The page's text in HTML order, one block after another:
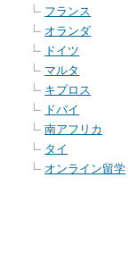
フランス
オランダ
ドイツ
マルタ
キプロス
ドバイ
南アフリカ
タイ
オンライン留学